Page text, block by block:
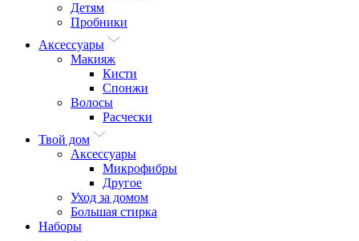
Детям
Пробники
Аксессуары
Макияж
Кисти
Спонжи
Волосы
Расчески
Твой дом
Аксессуары
Микрофибры
Другое
Уход за домом
Большая стирка
Наборы